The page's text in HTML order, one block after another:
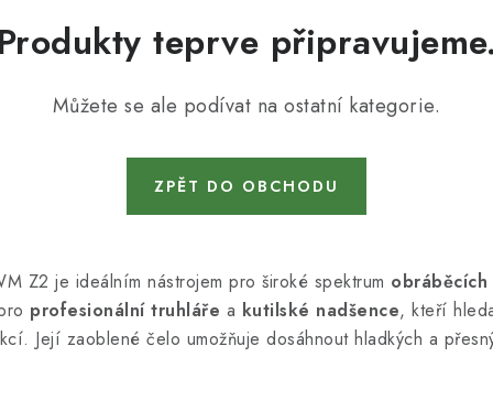
teprve
Můžete se ale podívat na ostatní kategorie.
ZPĚT DO OBCHODU
Z2 je ideálním nástrojem pro široké spektrum
profesionální truhláře a kutilské nadšence, kteří
Její zaoblené čelo umožňuje dosáhnout hladkých a